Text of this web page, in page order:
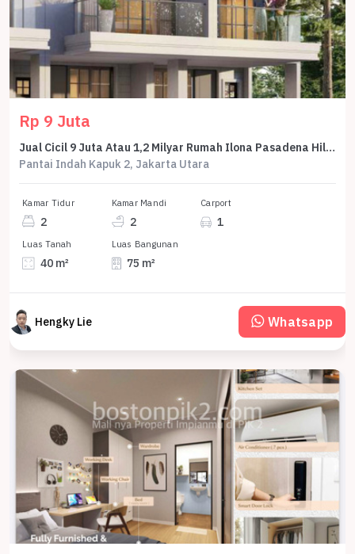
Rp 9 Juta
Jual Cicil 9 Juta Atau 1,2 Milyar Rumah Ilona Pasadena Hill Seberang Taman Bhinneka Ecopark Pik2 - Sell House Ilona Pasadena Hill Front Of Bhinneka Ecopark Garden Pik 2
Pantai Indah Kapuk 2, Jakarta Utara
Kamar Tidur
2
Kamar Mandi
2
Carport
1
Luas Tanah
40 m²
Luas Bangunan
75 m²
Hengky Lie Whatsapp